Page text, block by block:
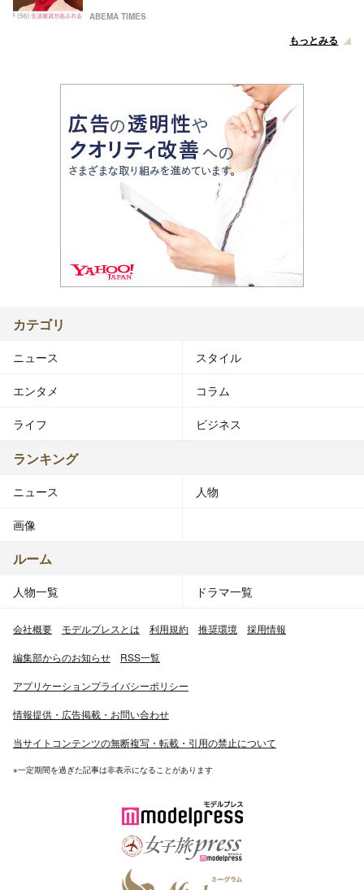
ABEMA TIMES
もっとみる
カテゴリ
ニュース スタイル
エンタメ コラム
ライフ ビジネス
ランキング
ニュース 人物
画像
ルーム
人物一覧 ドラマ一覧
会社概要 モデルプレスとは 利用規約 推奨環境 採用情報
編集部からのお知らせ RSS一覧
アプリケーションプライバシーポリシー
情報提供・広告掲載・お問い合わせ
当サイトコンテンツの無断複写・転載・引用の禁止について
※一定期間を過ぎた記事は非表示になることがあります